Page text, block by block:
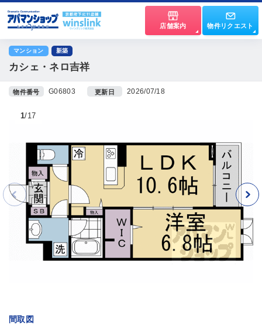
店舗案内 物件リクエスト
マンション 新築
カシェ・ネロ吉祥
物件番号 G06803 更新日 2026/07/18
間取図
1 17